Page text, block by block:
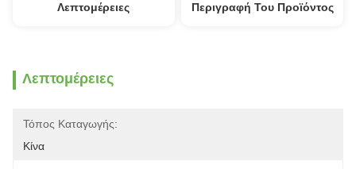
Λεπτομέρειες Περιγραφή Του Προϊόντος
Λεπτομέρειες
Τόπος Καταγωγής:
Κίνα